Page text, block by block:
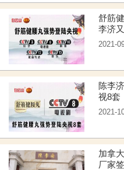
舒筋
李济
2021-
陈李
视8套
2021-
加拿
厂家